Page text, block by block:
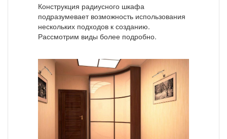
Конструкция радиусного шкафа
подразумевает возможность использования
нескольких подходов к созданию.
Рассмотрим виды более подробно.